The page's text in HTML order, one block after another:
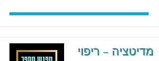
מדיטציה – ריפוי